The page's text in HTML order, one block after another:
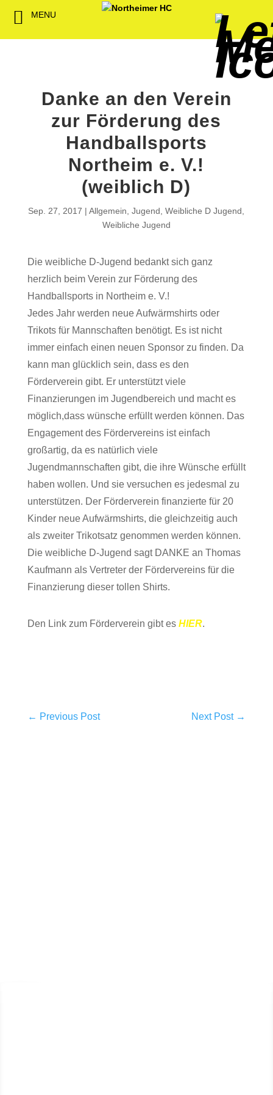
Danke an den Verein
zur Förderung des
Handballsports
Northeim e. V.!
(weiblich D)
Sep. 27, 2017 Allgemein ,Jugend ,Weibliche D Jugend
Weibliche Jugend
Die weibliche D-Jugend bedankt sich ganz
herzlich beim Verein zur Förderung des
Handballsports in Northeim e. V.!
Jedes Jahr werden neue Aufwärmshirts oder
Trikots für Mannschaften benötigt. Es ist nicht
immer einfach einen neuen Sponsor zu finden. Da
kann man glücklich sein, dass es den
Förderverein gibt. Er unterstützt viele
Finanzierungen im Jugendbereich und macht es
möglich,dass wünsche erfüllt werden können. Das
Engagement des Fördervereins ist einfach
großartig, da es natürlich viele
Jugendmannschaften gibt, die ihre Wünsche erfüllt
haben wollen. Und sie versuchen es jedesmal zu
unterstützen. Der Förderverein finanzierte für 20
Kinder neue Aufwärmshirts, die gleichzeitig auch
als zweiter Trikotsatz genommen werden können.
Die weibliche D-Jugend sagt DANKE an Thomas
Kaufmann als Vertreter der Fördervereins für die
Finanzierung dieser tollen Shirts.
Den Link zum Förderverein gibt es HIER.
← Previous Post Next Post→
MENU
Back Back
1. Herren
2. Herren
1. Damen
Back
Weibliche
Minis &
Spielbetrieb
Back
NHC
Back
Spieltagssponsoren
Sponsoren stellen
Jobbörse
Hallenheft
Back
Back Back
Vorstand
Satzung
FWD
Förderung
Back
Dokumente
Back
Download
Kooperationen
Intern
Back